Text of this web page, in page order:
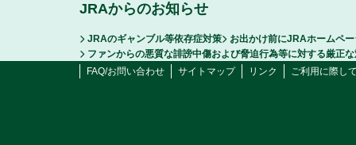
JRAからのお知らせ
JRAのギャンブル等依存症対策
お出かけ前にJRAホームペ
ファンからの悪質な誹謗中傷および脅迫行為等に対する厳正
FAQ/お問い合わせ
サイトマップ リンク ご利用に際し